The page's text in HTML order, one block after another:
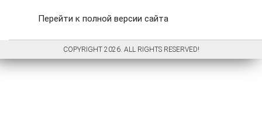
Перейти к полной версии сайта
COPYRIGHT 2026. ALL RIGHTS RESERVED!